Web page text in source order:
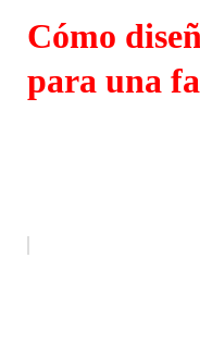
Cómo
para una